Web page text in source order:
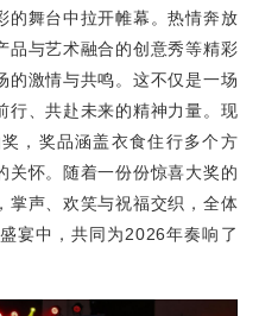
的舞台中拉开帷幕。热情奔放
品与艺术融合的创意秀等精彩
的激情与共鸣。这不仅是一场
、共赴未来的精神力量。 现
，奖品涵盖衣食住行多个方
关怀。随着一份份惊喜大奖的
掌声、欢笑与祝福交织，全体
宴中，共同为2026年奏响了